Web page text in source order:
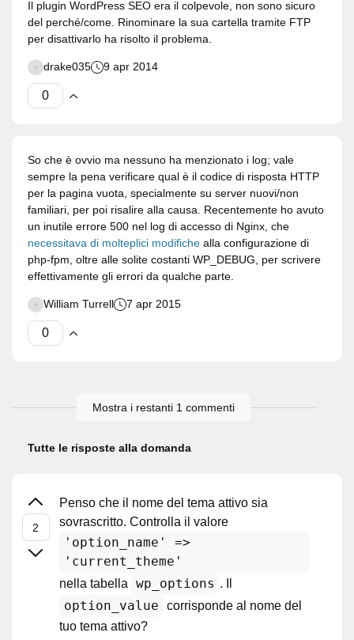
Il plugin WordPress SEO era il colpevole, non sono sicuro
del perché/come. Rinominare la sua cartella tramite FTP
per disattivarlo ha risolto il problema.
drake035 9 apr 2014
So che è ovvio ma nessuno ha menzionato i log; vale
sempre la pena verificare qual è il codice di risposta HTTP
per la pagina vuota, specialmente su server nuovi/non
familiari, per poi risalire alla causa. Recentemente ho avuto
un inutile errore 500 nel log di accesso di Nginx, che
necessitava di molteplici modifiche alla configurazione di
php-fpm, oltre alle solite costanti WP_DEBUG, per scrivere
effettivamente gli errori da qualche parte.
William Turrell 7 apr 2015
Mostra i restanti 1 commenti
Tutte le risposte alla domanda
Penso che il nome del tema attivo sia
sovrascritto. Controlla il valore
'option_name' =>
'current_theme'
nella tabella wp_options . Il
option_value
corrisponde al nome del
tuo tema attivo?